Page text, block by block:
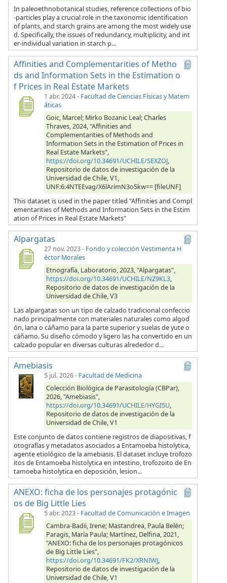
In paleoethnobotanical studies, reference collections of bio
-particles play a crucial role in the taxonomic identification
of plants, and starch grains are among the most widely use
d. Specifically, the issues of redundancy, multiplicity, and int
er-individual variation in starch p...
Affinities and Complementarities of Metho
ds and Information Sets in the Estimation o
f Prices in Real Estate Markets
1 abr. 2024- Facultad de Ciencias Físicas y Matem
áticas
Goic, Marcel; Mirko Bozanic Leal; Charles
Thraves, 2024, "Affinities and
Complementarities of Methods and
Information Sets in the Estimation of Prices in
Real Estate Markets",
https://doi.org/10.34691/UCHILE/SEXZOJ,
Repositorio de datos de investigación de la
Universidad de Chile, V1,
UNF:6:4NTEEvag/X6lArimN3o5kw== [fileUNF]
This dataset is used in the paper titled "Affinities and Compl
ementarities of Methods and Information Sets in the Estim
ation of Prices in Real Estate Markets"
Alpargatas
27 nov. 2023- Fondo y colección Vestimenta H
éctor Morales
Etnografía, Laboratorio, 2023, "Alpargatas",
https://doi.org/10.34691/UCHILE/NZ9KL3,
Repositorio de datos de investigación de la
Universidad de Chile, V3
Las alpargatas son un tipo de calzado tradicional confeccio
nado principalmente con materiales naturales como algod
ón, lana o cáñamo para la parte superior y suelas de yute o
cáñamo. Su diseño cómodo y ligero las ha convertido en un
calzado popular en diversas culturas alrededor d...
Amebiasis
5 jul. 2026- Facultad de Medicina
Colección Biológica de Parasitología (CBPar),
2026, "Amebiasis",
https://doi.org/10.34691/UCHILE/HYGI5U,
Repositorio de datos de investigación de la
Universidad de Chile, V1
Este conjunto de datos contiene registros de diapositivas, f
otografías y metadatos asociados a Entamoeba histolytica,
agente etiológico de la amebiasis. El dataset incluye trofozo
itos de Entamoeba histolytica en intestino, trofozoito de En
tamoeba histolytica en deposición, lesion...
ANEXO: ficha de los personajes protagónic
os de Big Little Lies
5 abr. 2023- Facultad de Comunicación e Imagen
Cambra-Badii, Irene; Mastandrea, Paula Belén;
Paragis, María Paula; Martínez, Delfina, 2021,
"ANEXO: ficha de los personajes protagónicos
de Big Little Lies",
https://doi.org/10.34691/FK2/XRNIWJ,
Repositorio de datos de investigación de la
Universidad de Chile, V1